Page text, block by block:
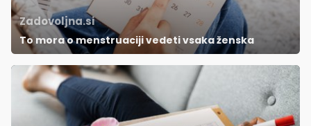
Zadovoljna.si
To mora o menstruaciji vedeti vsaka ženska